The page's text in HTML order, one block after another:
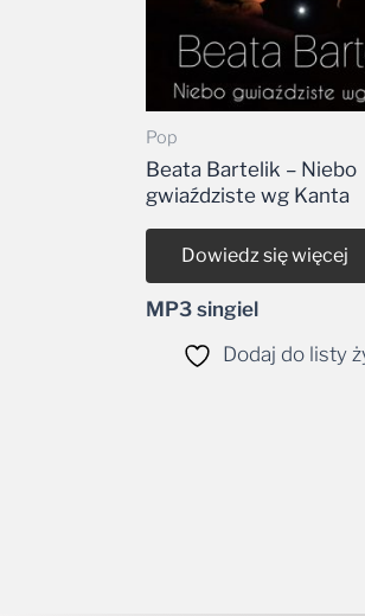
Pop
Beata Bartelik – Niebo
gwiaździste wg Kanta
Dowiedz się więcej
MP3 singiel
Dodaj do listy